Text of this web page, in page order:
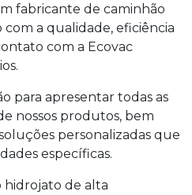
fabricante de caminhão
a qualidade, eficiência
com a Ecovac
para apresentar todas as
nossos produtos, bem
personalizadas que
específicas.
hidrojato de alta